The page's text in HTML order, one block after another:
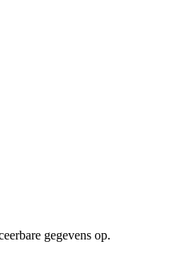
gegevens op.